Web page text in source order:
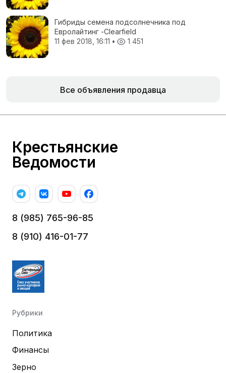
Гибриды семена подсолнечника под
Евролайтинг -Сlearfield
11 фев 2018, 16:11 • 1 451
Все объявления продавца
Крестьянские
Ведомости
8 (985) 765-96-85
8 (910) 416-01-77
Рубрики
Политика
Финансы
Зерно